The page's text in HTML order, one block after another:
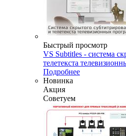
Быстрый просмотр
VS Subtitles - система
телетекста
Подробнее
Новинка
Акция
Советуем